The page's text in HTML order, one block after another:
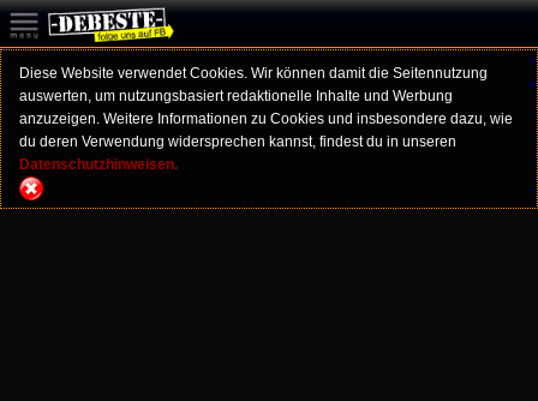
Diese Website verwendet Cookies. Wir können damit die Seitennutzung
auswerten, um nutzungsbasiert redaktionelle Inhalte und Werbung
anzuzeigen. Weitere Informationen zu Cookies und insbesondere dazu, wie
du deren Verwendung widersprechen kannst, findest du in unseren
Datenschutzhinweisen.